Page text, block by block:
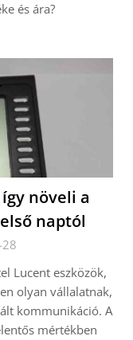
és ára?
növeli a
naptól
Lucent eszközök,
olyan vállalatnak,
kommunikáció. A
mértékben